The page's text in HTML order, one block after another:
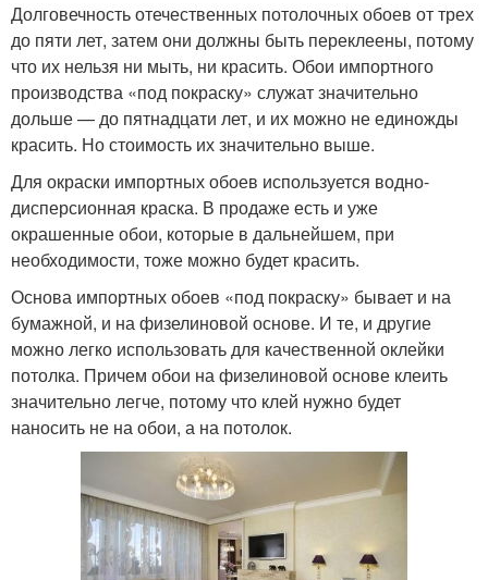
Долговечность отечественных потолочных обоев от трех
до пяти лет, затем они должны быть переклеены, потому
что их нельзя ни мыть, ни красить. Обои импортного
производства «под покраску» служат значительно
дольше — до пятнадцати лет, и их можно не единожды
красить. Но стоимость их значительно выше.
Для окраски импортных обоев используется водно-
дисперсионная краска. В продаже есть и уже
окрашенные обои, которые в дальнейшем, при
необходимости, тоже можно будет красить.
Основа импортных обоев «под покраску» бывает и на
бумажной, и на физелиновой основе. И те, и другие
можно легко использовать для качественной оклейки
потолка. Причем обои на физелиновой основе клеить
значительно легче, потому что клей нужно будет
наносить не на обои, а на потолок.